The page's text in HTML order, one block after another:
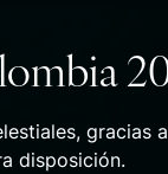
gracias
disposición.